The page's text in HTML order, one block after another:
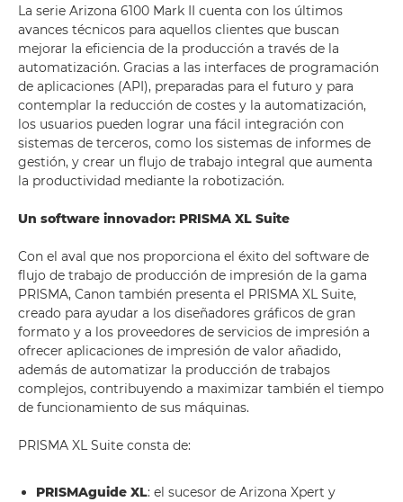
La serie Arizona 6100 Mark II cuenta con los últimos
avances técnicos para aquellos clientes que buscan
mejorar la eficiencia de la producción a través de la
automatización. Gracias a las interfaces de programación
de aplicaciones (API), preparadas para el futuro y para
contemplar la reducción de costes y la automatización,
los usuarios pueden lograr una fácil integración con
sistemas de terceros, como los sistemas de informes de
gestión, y crear un flujo de trabajo integral que aumenta
la productividad mediante la robotización.
Un software innovador: PRISMA XL Suite
Con el aval que nos proporciona el éxito del software de
flujo de trabajo de producción de impresión de la gama
PRISMA, Canon también presenta el PRISMA XL Suite,
creado para ayudar a los diseñadores gráficos de gran
formato y a los proveedores de servicios de impresión a
ofrecer aplicaciones de impresión de valor añadido,
además de automatizar la producción de trabajos
complejos, contribuyendo a maximizar también el tiempo
de funcionamiento de sus máquinas.
PRISMA XL Suite consta de:
PRISMAguide XL: el sucesor de Arizona Xpert y